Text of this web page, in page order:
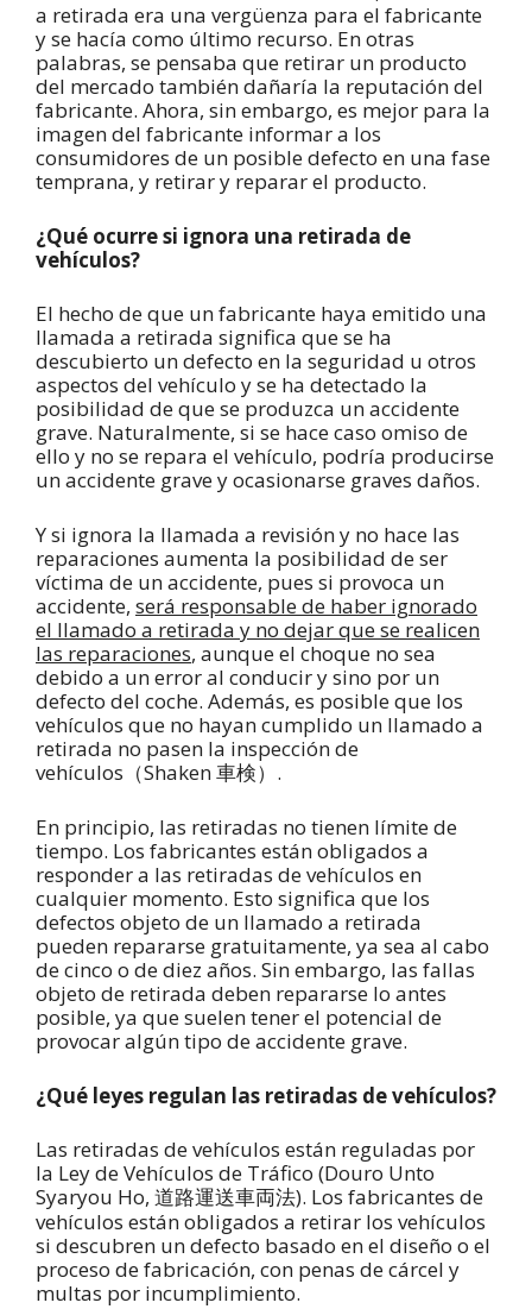
a retirada era una vergüenza para el fabricante
y se hacía como último recurso. En otras
palabras, se pensaba que retirar un producto
del mercado también dañaría la reputación del
fabricante. Ahora, sin embargo, es mejor para la
imagen del fabricante informar a los
consumidores de un posible defecto en una fase
temprana, y retirar y reparar el producto.
¿Qué ocurre si ignora una retirada de
vehículos?
El hecho de que un fabricante haya emitido una
llamada a retirada significa que se ha
descubierto un defecto en la seguridad u otros
aspectos del vehículo y se ha detectado la
posibilidad de que se produzca un accidente
grave. Naturalmente, si se hace caso omiso de
ello y no se repara el vehículo, podría producirse
un accidente grave y ocasionarse graves daños.
Y si ignora la llamada a revisión y no hace las
reparaciones aumenta la posibilidad de ser
víctima de un accidente, pues si provoca un
accidente, será responsable de haber ignorado
el llamado a retirada y no dejar que se realicen
las reparaciones, aunque el choque no sea
debido a un error al conducir y sino por un
defecto del coche. Además, es posible que los
vehículos que no hayan cumplido un llamado a
retirada no pasen la inspección de
vehículos （Shaken 車検） .
En principio, las retiradas no tienen límite de
tiempo. Los fabricantes están obligados a
responder a las retiradas de vehículos en
cualquier momento. Esto significa que los
defectos objeto de un llamado a retirada
pueden repararse gratuitamente, ya sea al cabo
de cinco o de diez años. Sin embargo, las fallas
objeto de retirada deben repararse lo antes
posible, ya que suelen tener el potencial de
provocar algún tipo de accidente grave.
¿Qué leyes regulan las retiradas de vehículos?
Las retiradas de vehículos están reguladas por
la Ley de Vehículos de Tráfico (Douro Unto
Syaryou Ho, 道路運送車両法). Los fabricantes de
vehículos están obligados a retirar los vehículos
si descubren un defecto basado en el diseño o el
proceso de fabricación, con penas de cárcel y
multas por incumplimiento.